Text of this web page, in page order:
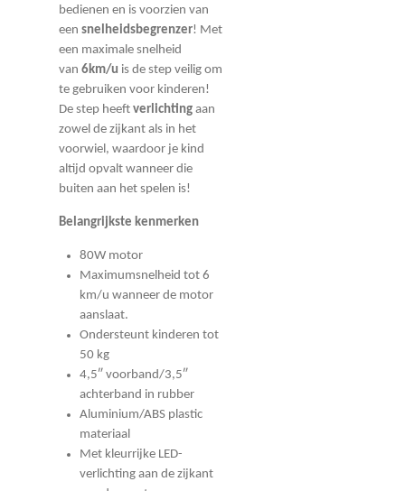
bedienen en is voorzien van
een snelheidsbegrenzer! Met
een maximale snelheid
van 6km/u is de step veilig om
te gebruiken voor kinderen!
De step heeft verlichting aan
zowel de zijkant als in het
voorwiel, waardoor je kind
altijd opvalt wanneer die
buiten aan het spelen is!
Belangrijkste kenmerken
80W motor
Maximumsnelheid tot 6
km/u wanneer de motor
aanslaat.
Ondersteunt kinderen tot
50 kg
4,5″ voorband/3,5″
achterband in rubber
Aluminium/ABS plastic
materiaal
Met kleurrijke LED-
verlichting aan de zijkant